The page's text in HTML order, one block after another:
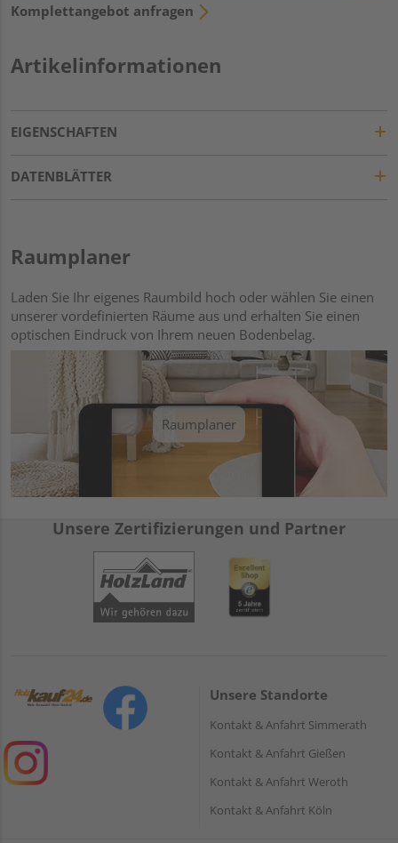
Komplettangebot anfragen
Artikelinformationen
EIGENSCHAFTEN
DATENBLÄTTER
Raumplaner
Laden Sie Ihr eigenes Raumbild hoch oder wählen Sie einen
unserer vordefinierten Räume aus und erhalten Sie einen
optischen Eindruck von Ihrem neuen Bodenbelag.
Raumplaner
Unsere Zertifizierungen und Partner
Unsere Standorte
Kontakt & Anfahrt Simmerath
Kontakt & Anfahrt Gießen
Kontakt & Anfahrt Weroth
Kontakt & Anfahrt Köln